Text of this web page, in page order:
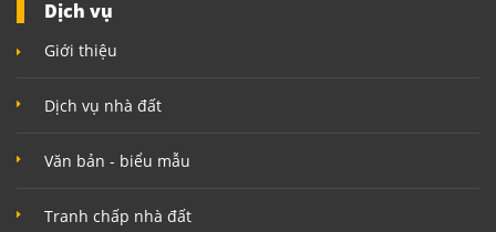
Dịch vụ
Giới thiệu
Dịch vụ nhà đất
Văn bản - biểu mẫu
Tranh chấp nhà đất